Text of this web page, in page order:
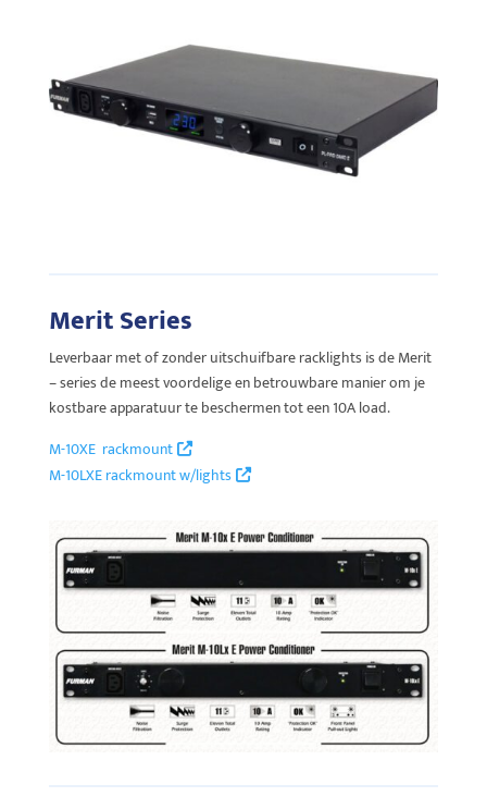
Merit Series
Leverbaar met of zonder uitschuifbare racklights is de Merit
– series de meest voordelige en betrouwbare manier om je
kostbare apparatuur te beschermen tot een 10A load.
M-10XE rackmount
M-10LXE rackmount w/lights